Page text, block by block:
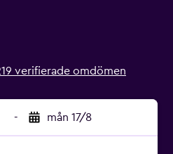
verifierade omdömen
- mån 17/8